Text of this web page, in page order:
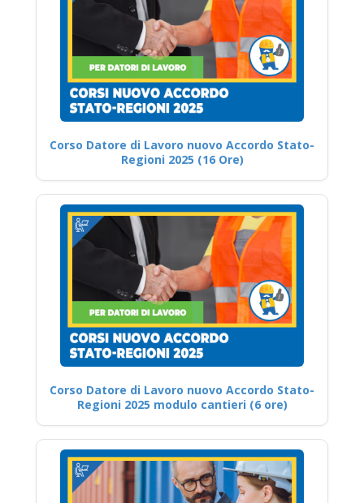
Corso Datore di Lavoro nuovo Accordo Stato-
Regioni 2025 (16 Ore)
Corso Datore di Lavoro nuovo Accordo Stato-
Regioni 2025 modulo cantieri (6 ore)